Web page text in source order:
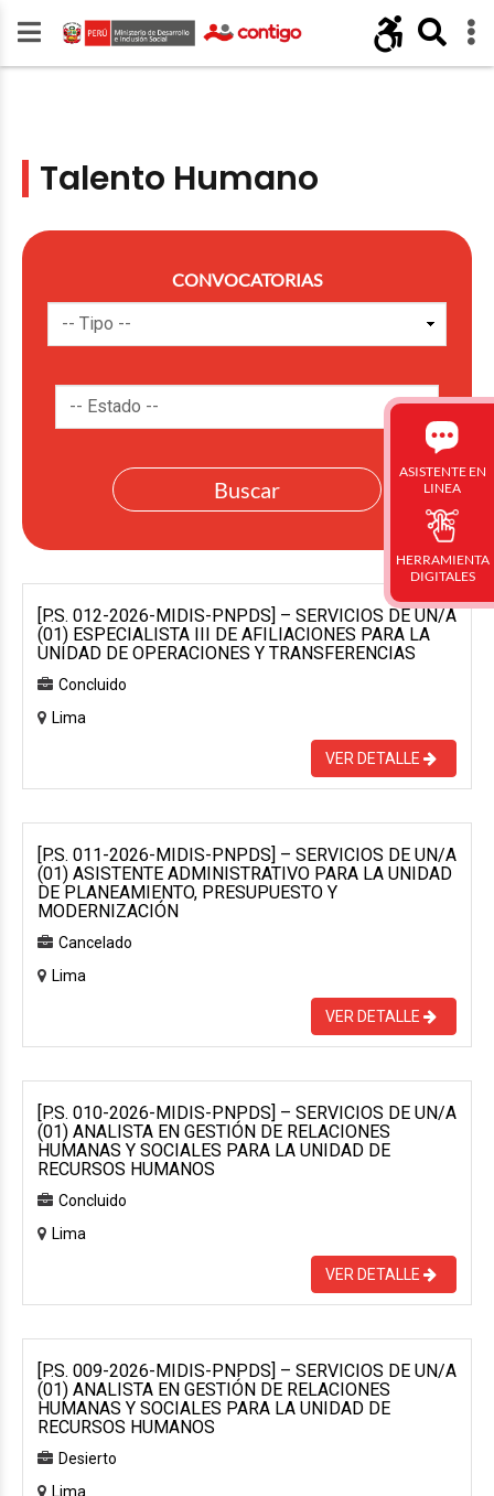
Talento Humano
CONVOCATORIAS
[P.S. 012-2026-MIDIS-PNPDS] – SERVICIOS DE UN/A
(01) ESPECIALISTA III DE AFILIACIONES PARA LA
UNIDAD DE OPERACIONES Y TRANSFERENCIAS
Concluido
Lima
VER DETALLE
[P.S. 011-2026-MIDIS-PNPDS] – SERVICIOS DE UN/A
(01) ASISTENTE ADMINISTRATIVO PARA LA UNIDAD
DE PLANEAMIENTO, PRESUPUESTO Y
MODERNIZACIÓN
Cancelado
Lima
VER DETALLE
[P.S. 010-2026-MIDIS-PNPDS] – SERVICIOS DE UN/A
(01) ANALISTA EN GESTIÓN DE RELACIONES
HUMANAS Y SOCIALES PARA LA UNIDAD DE
RECURSOS HUMANOS
Concluido
Lima
VER DETALLE
[P.S. 009-2026-MIDIS-PNPDS] – SERVICIOS DE UN/A
(01) ANALISTA EN GESTIÓN DE RELACIONES
HUMANAS Y SOCIALES PARA LA UNIDAD DE
RECURSOS HUMANOS
Desierto
Lima
ASISTENTE EN
LINEA
HERRAMIENTA
DIGITALES